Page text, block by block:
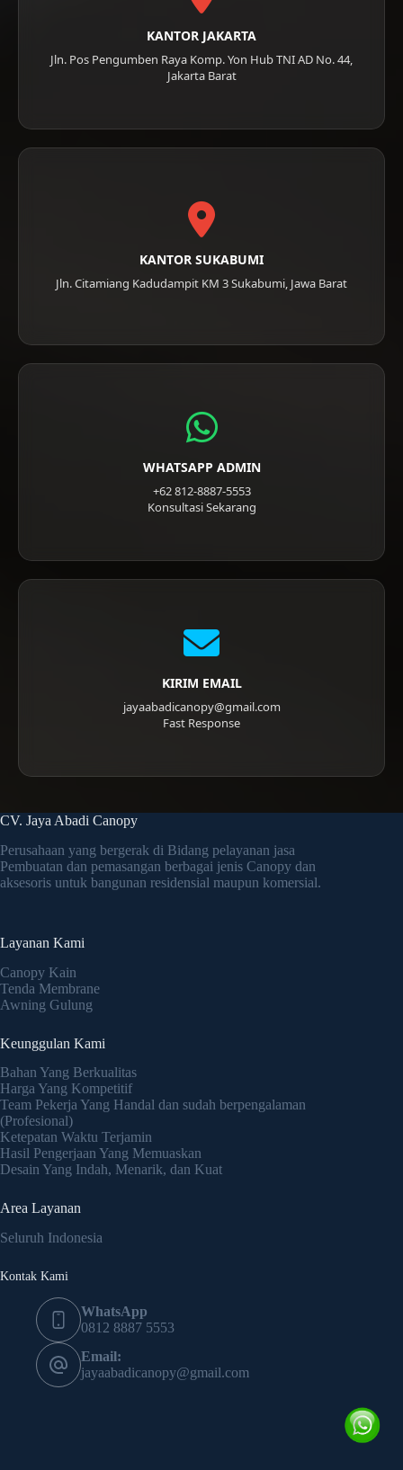
KANTOR JAKARTA
Jln. Pos Pengumben Raya Komp. Yon Hub TNI AD No. 44,
Jakarta Barat
KANTOR SUKABUMI
Jln. Citamiang Kadudampit KM 3 Sukabumi, Jawa Barat
WHATSAPP ADMIN
+62 812-8887-5553
Konsultasi Sekarang
KIRIM EMAIL
jayaabadicanopy@gmail.com
Fast Response
CV. Jaya Abadi Canopy
Perusahaan yang bergerak di Bidang pelayanan jasa
Pembuatan dan pemasangan berbagai jenis Canopy dan
aksesoris untuk bangunan residensial maupun komersial.
Layanan Kami
Canopy Kain
Tenda Membrane
Awning Gulung
Keunggulan Kami
Bahan Yang Berkualitas
Harga Yang Kompetitif
Team Pekerja Yang Handal dan sudah berpengalaman
(Profesional)
Ketepatan Waktu Terjamin
Hasil Pengerjaan Yang Memuaskan
Desain Yang Indah, Menarik, dan Kuat
Area Layanan
Seluruh Indonesia
Kontak Kami
WhatsApp
0812 8887 5553
Email:
jayaabadicanopy@gmail.com